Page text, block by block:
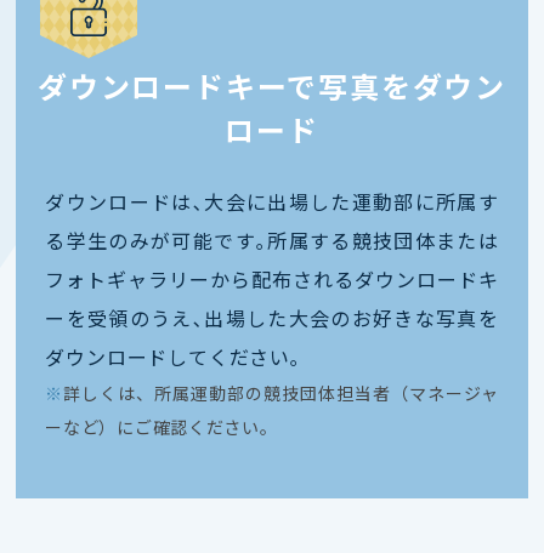
ダウンロードキーで写真をダウン
ロード
ダウンロードは､大会に出場した運動部に所属す
る学生のみが可能です｡所属する競技団体または
フォトギャラリーから配布されるダウンロードキ
ーを受領のうえ､出場した大会のお好きな写真を
ダウンロードしてください｡
※ 詳しくは、所属運動部の競技団体担当者（マネージャ
ーなど）にご確認ください。